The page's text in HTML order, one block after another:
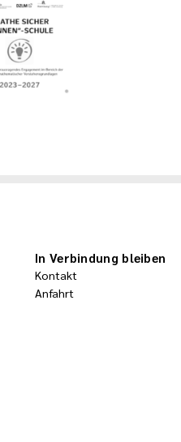
In Verbindung bleiben
Kontakt
Anfahrt